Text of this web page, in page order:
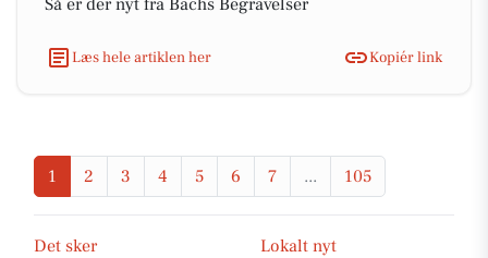
Så er der nyt fra Bachs Begravelser
Læs hele artiklen her Kopiér link
1 2 3 4 5 6 7 ... 105
Det sker
Lokalt nyt